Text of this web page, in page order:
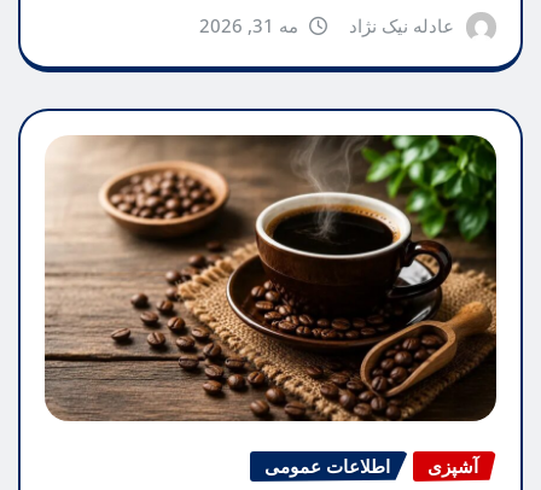
عادله نیک نژاد مه 31, 2026
آشپزی اطلاعات عمومی